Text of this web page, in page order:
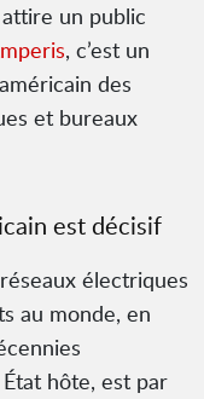
un public
, c’est un
des
et bureaux
est décisif
électriques
au monde, en
hôte, est par